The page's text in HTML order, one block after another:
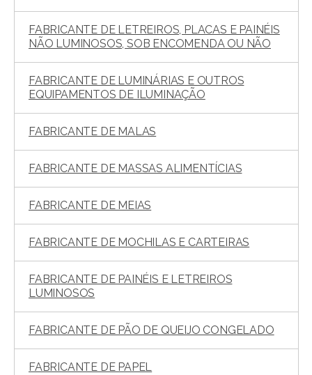
FABRICANTE DE LETREIROS, PLACAS E PAINÉIS
NÃO LUMINOSOS, SOB ENCOMENDA OU NÃO
FABRICANTE DE LUMINÁRIAS E OUTROS
EQUIPAMENTOS DE ILUMINAÇÃO
FABRICANTE DE MALAS
FABRICANTE DE MASSAS ALIMENTÍCIAS
FABRICANTE DE MEIAS
FABRICANTE DE MOCHILAS E CARTEIRAS
FABRICANTE DE PAINÉIS E LETREIROS
LUMINOSOS
FABRICANTE DE PÃO DE QUEIJO CONGELADO
FABRICANTE DE PAPEL